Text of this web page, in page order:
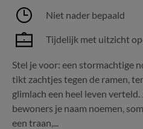
Niet nader bepaald
Tijdelijk met uitzicht
Stel je voor: een stormachtige
tikt zachtjes tegen de ramen,
glimlach een heel leven
bewoners je naam noemen,
een traan,...